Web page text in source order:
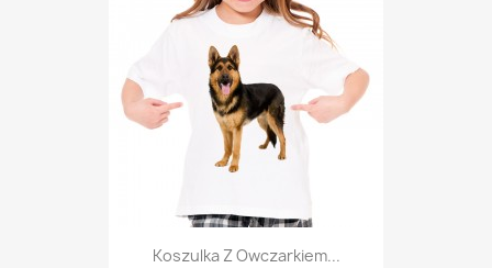
Koszulka Z Owczarkiem...